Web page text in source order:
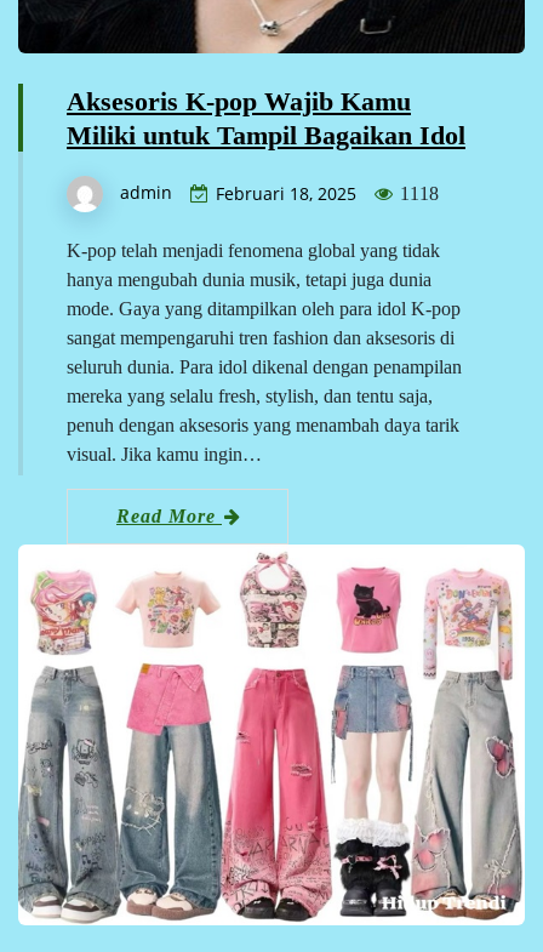
Aksesoris K-pop Wajib Kamu
Miliki untuk Tampil Bagaikan Idol
admin Februari 18, 2025 1118
K-pop telah menjadi fenomena global yang tidak
hanya mengubah dunia musik, tetapi juga dunia
mode. Gaya yang ditampilkan oleh para idol K-pop
sangat mempengaruhi tren fashion dan aksesoris di
seluruh dunia. Para idol dikenal dengan penampilan
mereka yang selalu fresh, stylish, dan tentu saja,
penuh dengan aksesoris yang menambah daya tarik
visual. Jika kamu ingin…
Read More